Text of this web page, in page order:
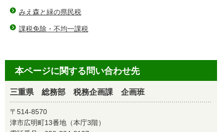
みえ森と緑の県民税
課税免除・不均一課税
本ページに関する問い合わせ先
三重県 総務部 税務企画課 企画班
〒514-8570
津市広明町13番地（本庁3階）